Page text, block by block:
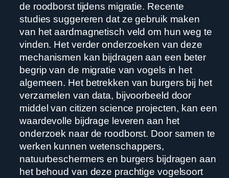
de roodborst tijdens migratie. Recente
studies suggereren dat ze gebruik maken
van het aardmagnetisch veld om hun weg te
vinden. Het verder onderzoeken van deze
mechanismen kan bijdragen aan een beter
begrip van de migratie van vogels in het
algemeen. Het betrekken van burgers bij het
verzamelen van data, bijvoorbeeld door
middel van citizen science projecten, kan een
waardevolle bijdrage leveren aan het
onderzoek naar de roodborst. Door samen te
werken kunnen wetenschappers,
natuurbeschermers en burgers bijdragen aan
het behoud van deze prachtige vogelsoort